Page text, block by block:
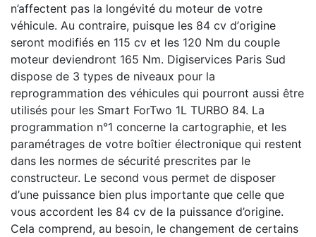
n’affectent pas la longévité du moteur de votre
véhicule. Au contraire, puisque les 84 cv d’origine
seront modifiés en 115 cv et les 120 Nm du couple
moteur deviendront 165 Nm. Digiservices Paris Sud
dispose de 3 types de niveaux pour la
reprogrammation des véhicules qui pourront aussi être
utilisés pour les Smart ForTwo 1L TURBO 84. La
programmation n°1 concerne la cartographie, et les
paramétrages de votre boîtier électronique qui restent
dans les normes de sécurité prescrites par le
constructeur. Le second vous permet de disposer
d’une puissance bien plus importante que celle que
vous accordent les 84 cv de la puissance d’origine.
Cela comprend, au besoin, le changement de certains